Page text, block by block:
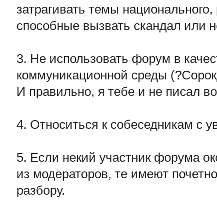
затрагивать темы
способные вызвать скандал или
3. Не использовать форум в
коммуникационной среды
И правильно, я тебе и не писал
4. Относиться к собеседникам с
5. Если некий участник форума
из модераторов, те имеют
разбору.